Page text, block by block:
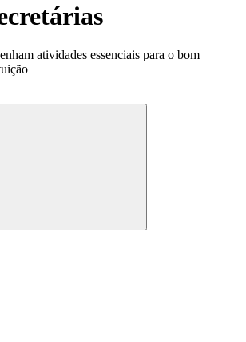
atividades essenciais para o bom
Compartilhar